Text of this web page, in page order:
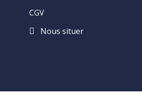
CGV
Nous situer